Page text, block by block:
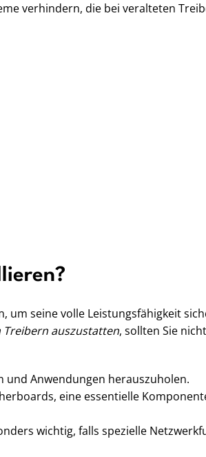
verhindern, die bei veralteten
seine volle Leistungsfähigkeit
auszustatten, sollten Sie
und Anwendungen herauszuholen.
eine essentielle
wichtig, falls spezielle